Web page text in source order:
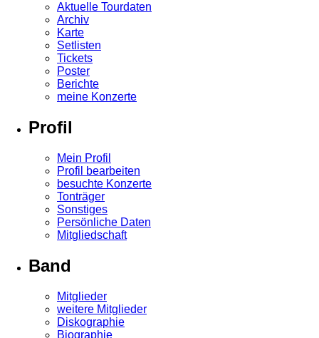
Aktuelle Tourdaten
Archiv
Karte
Setlisten
Tickets
Poster
Berichte
meine Konzerte
Profil
Mein Profil
Profil bearbeiten
besuchte Konzerte
Tonträger
Sonstiges
Persönliche Daten
Mitgliedschaft
Band
Mitglieder
weitere Mitglieder
Diskographie
Biographie